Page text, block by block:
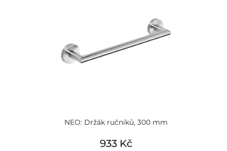
NEO: Držák ručníků, 300 mm
933 Kč